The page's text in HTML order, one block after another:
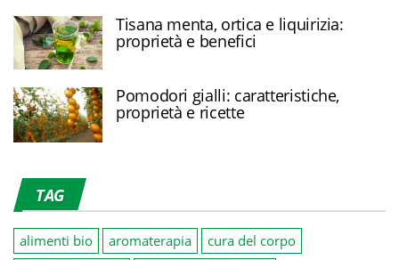
Tisana menta, ortica e liquirizia:
proprietà e benefici
Pomodori gialli: caratteristiche,
proprietà e ricette
TAG
alimenti bio aromaterapia
cura del corpo